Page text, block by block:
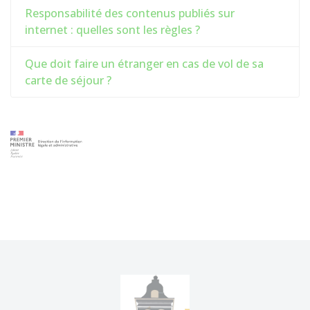
Responsabilité des contenus publiés sur
internet : quelles sont les règles ?
Que doit faire un étranger en cas de vol de sa
carte de séjour ?